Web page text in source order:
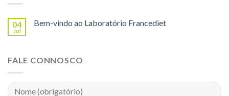
04
Jul
Bem-vindo ao Laboratório Francediet
FALE CONNOSCO